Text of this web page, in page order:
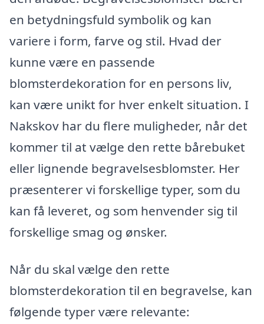
en betydningsfuld symbolik og kan
variere i form, farve og stil. Hvad der
kunne være en passende
blomsterdekoration for en persons liv,
kan være unikt for hver enkelt situation. I
Nakskov har du flere muligheder, når det
kommer til at vælge den rette bårebuket
eller lignende begravelsesblomster. Her
præsenterer vi forskellige typer, som du
kan få leveret, og som henvender sig til
forskellige smag og ønsker.
Når du skal vælge den rette
blomsterdekoration til en begravelse, kan
følgende typer være relevante: